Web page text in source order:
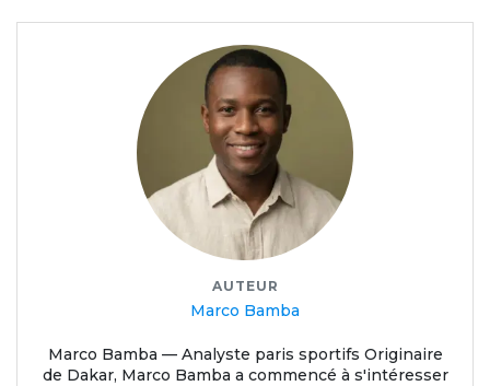
AUTEUR
Marco Bamba
Marco Bamba — Analyste paris sportifs Originaire
de Dakar, Marco Bamba a commencé à s'intéresser